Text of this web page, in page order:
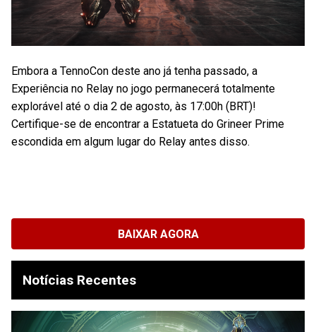
Embora a TennoCon deste ano já tenha passado, a
Experiência no Relay no jogo permanecerá totalmente
explorável até o dia 2 de agosto, às 17:00h (BRT)!
Certifique-se de encontrar a Estatueta do Grineer Prime
escondida em algum lugar do Relay antes disso.
BAIXAR AGORA
Notícias Recentes